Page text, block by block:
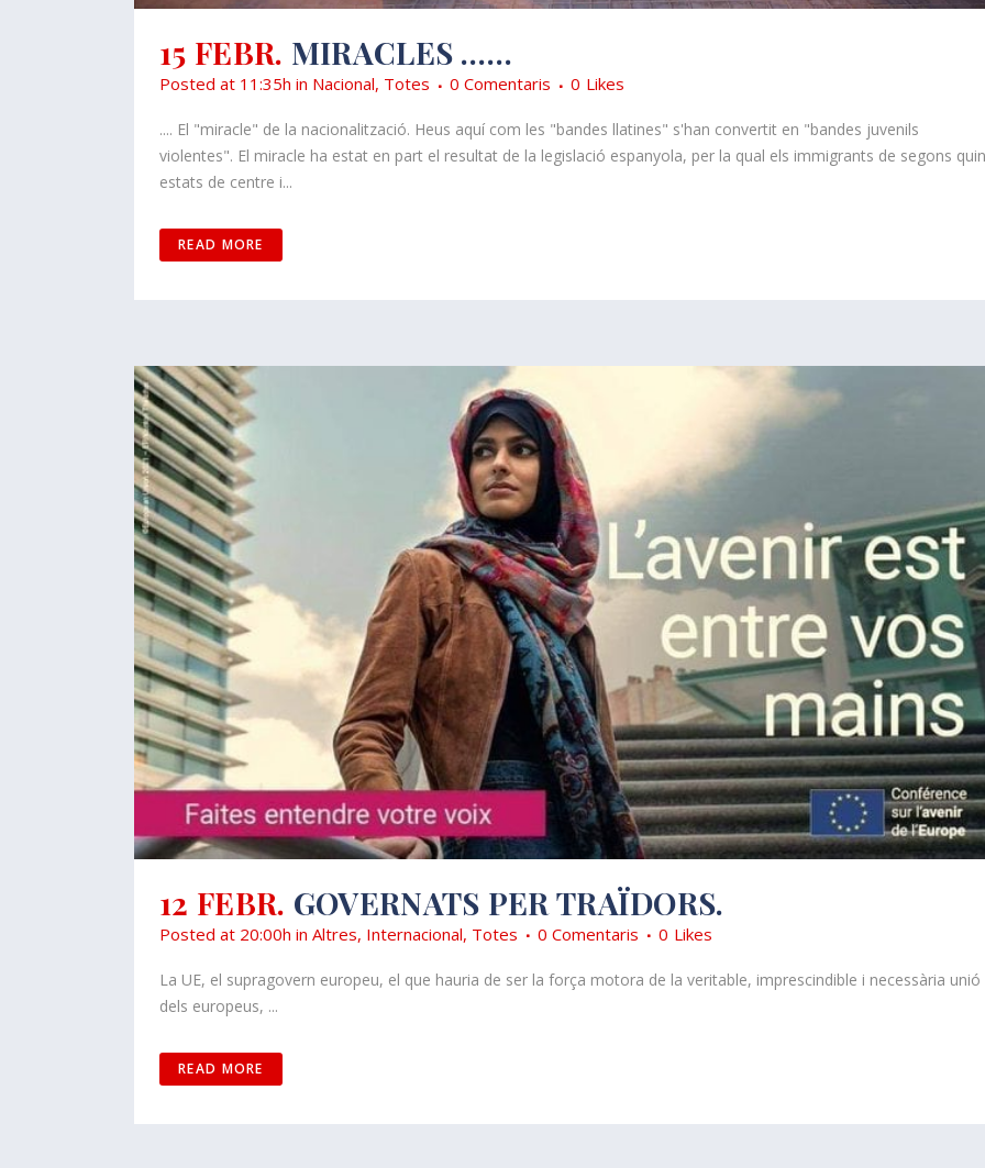
15 FEBR. MIRACLES ……
Posted at 11:35h in Nacional, Totes 0 Comentaris 0 Likes
.... El "miracle" de la nacionalització. Heus aquí com les "bandes llatines" s'han convertit en "bandes juvenils
violentes". El miracle ha estat en part el resultat de la legislació espanyola, per la qual els immigrants de segons
estats de centre i...
READ MORE
12 FEBR. GOVERNATS PER TRAÏDORS.
Posted at 20:00h in Altres, Internacional, Totes 0 Comentaris 0 Likes
La UE, el supragovern europeu, el que hauria de ser la força motora de la veritable, imprescindible i necessària unió
dels europeus, ...
READ MORE